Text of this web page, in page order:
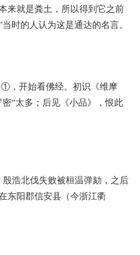
来就是粪土，所以得到它之前
时的人认为这是通达的名言。
①，开始看佛经。初识《维摩
”太多；后见《小品》，恨此
浩北伐失败被桓温弹劾，之后
东阳郡信安县（今浙江衢